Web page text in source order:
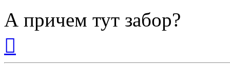
А причем тут забор?
началу